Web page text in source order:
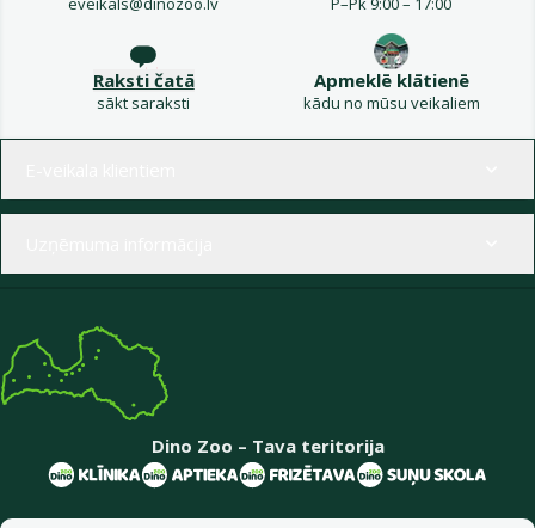
Raksti čatā
sākt saraksti
Apmeklē klātienē
kādu no mūsu veikaliem
Dino Zoo – Tava teritorija